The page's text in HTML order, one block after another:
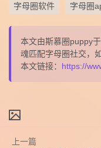
字母圈软件 字母圈
本文由斯慕圈puppy
魂匹配字母圈社交，
本文链接： https://
上一篇